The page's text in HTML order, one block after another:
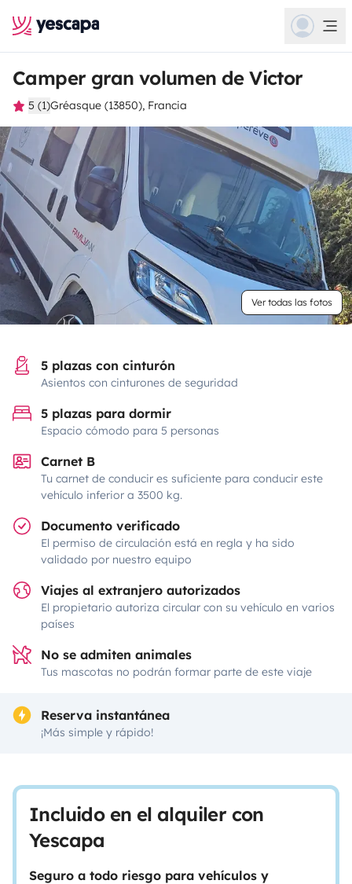
Camper gran volumen de Victor
5 (1)Gréasque (13850), Francia
Ver todas las fotos
5 plazas con cinturón
Asientos con cinturones de seguridad
5 plazas para dormir
Espacio cómodo para 5 personas
Carnet B
Tu carnet de conducir es suficiente para conducir este
vehículo inferior a 3500 kg.
Documento verificado
El permiso de circulación está en regla y ha sido
validado por nuestro equipo
Viajes al extranjero autorizados
El propietario autoriza circular con su vehículo en varios
países
No se admiten animales
Tus mascotas no podrán formar parte de este viaje
Reserva instantánea
¡Más simple y rápido!
Incluido en el alquiler con
Yescapa
Seguro a todo riesgo para vehículos y